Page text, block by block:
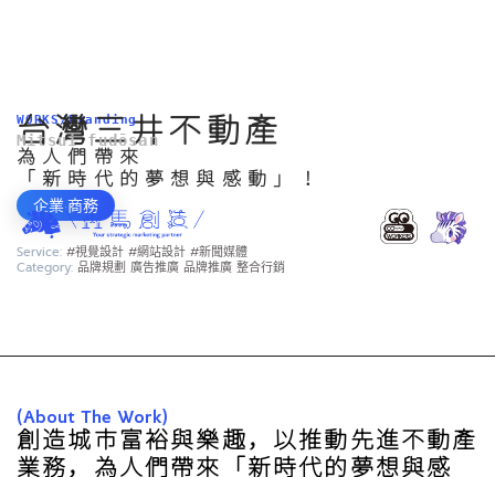
WORKS/Branding
台灣三井不動產
Mitsui fudōsan
為人們帶來
「新時代的夢想與感動」！
企業·商務
Service: #視覺設計 #網站設計 #新聞媒體
Category: 品牌規劃 廣告推廣 品牌推廣 整合行銷
(About The Work)
創造城市富裕與樂趣，以推動先進不動產
業務，為人們帶來「新時代的夢想與感